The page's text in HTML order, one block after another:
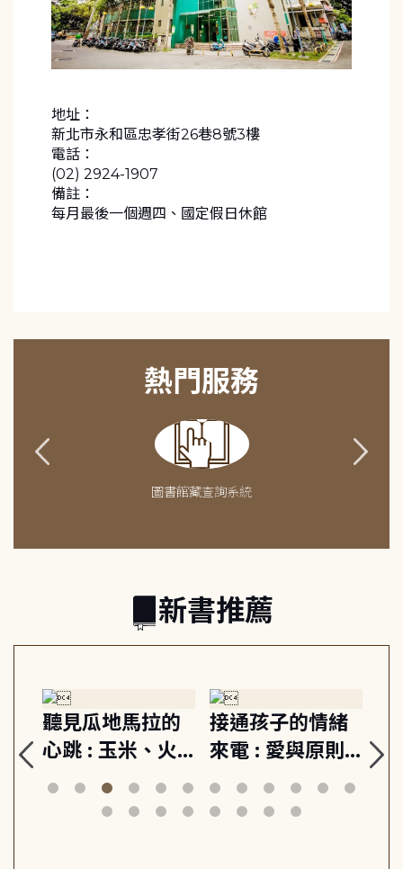
地址：
新北市永和區忠孝街26巷8號3樓
電話：
(02) 2924-1907
備註：
每月最後一個週四、國定假日休館
熱門服務
圖書館藏查詢系統
新書推薦
聽見瓜地馬拉的
心跳 : 玉米、火
山與信仰, 外交官
筆下的現代馬雅
接通孩子的情緒
來電 : 愛與原則,
建立教養的安定
節奏 22個行動練
關